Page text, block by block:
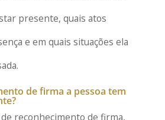
presente, quais atos
e em quais situações ela
de firma a pessoa tem
reconhecimento de firma,